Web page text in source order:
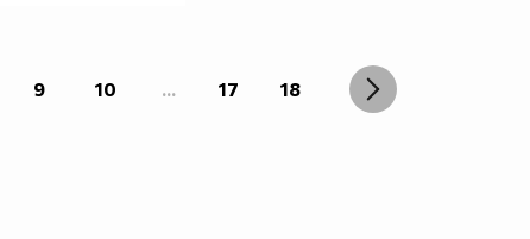
9 10 ... 17 18